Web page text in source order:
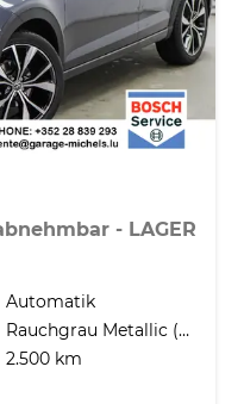
- LAGER
Automatik
Rauchgrau Metallic (5W)
2.500 km